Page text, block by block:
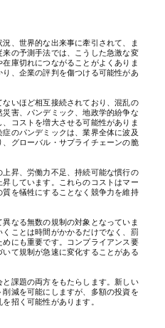
、世界的な出来事に牽引されて、ま
の予測手法では、こうした急激な変
庫切れにつながることがよくありま
、企業の評判を傷つける可能性があ
いほど相互接続されており、混乱の
害、パンデミック、地政学的紛争な
コストを増大させる可能性がありま
のパンデミックは、業界全体に波及
グローバル・サプライチェーンの脆
昇、労働力不足、持続可能な慣行の
しています。これらのコストはマー
を犠牲にすることなく競争力を維持
なる無数の規制の対象となっていま
ことは時間がかかるだけでなく、罰
にも重要です。コンプライアンス要
て規制が急速に変化することがある
課題の両方をもたらします。新しい
減を可能にしますが、多額の投資を
招く可能性があります。